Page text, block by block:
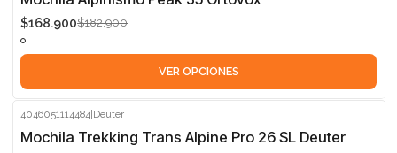
$168.900$182.900
VER OPCIONES
4046051114484 Deuter
Mochila Trekking Trans Alpine Pro 26 SL Deuter